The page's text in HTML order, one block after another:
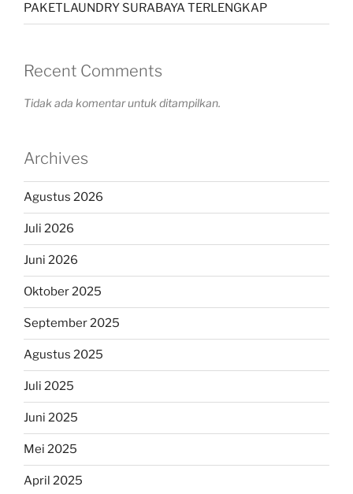
PAKETLAUNDRY SURABAYA TERLENGKAP
Recent Comments
Tidak ada komentar untuk ditampilkan.
Archives
Agustus 2026
Juli 2026
Juni 2026
Oktober 2025
September 2025
Agustus 2025
Juli 2025
Juni 2025
Mei 2025
April 2025